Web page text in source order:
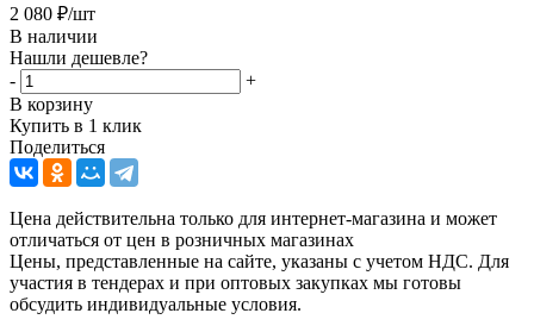
2 080 ₽/шт
В наличии
Нашли дешевле?
-
+
В корзину
Купить в 1 клик
Поделиться
Цена действительна только для интернет-магазина и может
отличаться от цен в розничных магазинах
Цены, представленные на сайте, указаны с учетом НДС. Для
участия в тендерах и при оптовых закупках мы готовы
обсудить индивидуальные условия.